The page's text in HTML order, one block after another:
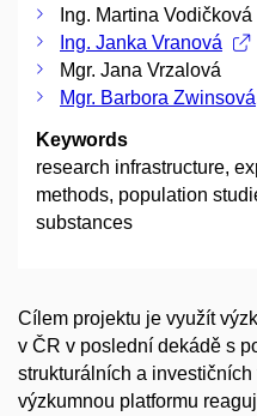
Ing. Martina Vodičková
Ing. Janka Vranová
Mgr. Jana Vrzalová
Mgr. Barbora
Keywords
research infrastructure,
methods, population
substances
Cílem projektu je využít
v ČR v poslední dekádě s
strukturálních a
výzkumnou platformu